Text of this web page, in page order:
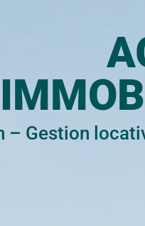
– Gestion